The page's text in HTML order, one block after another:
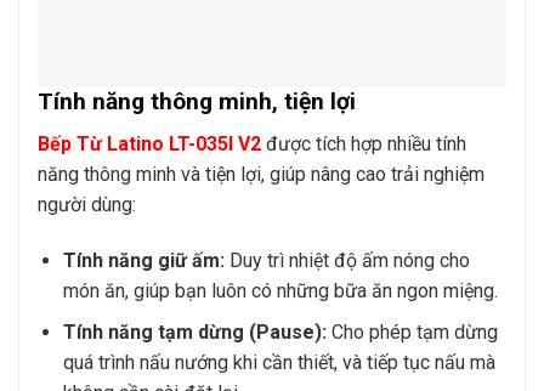
Tính năng thông minh, tiện lợi
Bếp Từ Latino LT-035I V2 được tích hợp nhiều tính
năng thông minh và tiện lợi, giúp nâng cao trải nghiệm
người dùng:
Tính năng giữ ấm: Duy trì nhiệt độ ấm nóng cho
món ăn, giúp bạn luôn có những bữa ăn ngon miệng.
Tính năng tạm dừng (Pause): Cho phép tạm dừng
quá trình nấu nướng khi cần thiết, và tiếp tục nấu mà